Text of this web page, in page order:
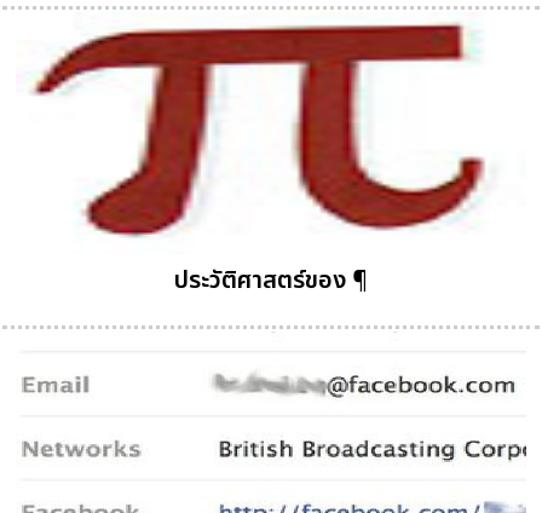
ประวัติศาสตร์ของ ¶